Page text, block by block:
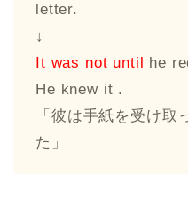
letter.
↓
It was not until
he
He knew it .
「彼は手紙を受け取
た」